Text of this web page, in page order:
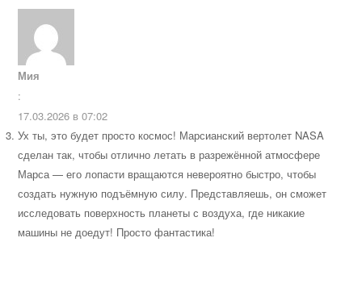
Мия
:
17.03.2026 в 07:02
Ух ты, это будет просто космос! Марсианский вертолет NASA
сделан так, чтобы отлично летать в разрежённой атмосфере
Марса — его лопасти вращаются невероятно быстро, чтобы
создать нужную подъёмную силу. Представляешь, он сможет
исследовать поверхность планеты с воздуха, где никакие
машины не доедут! Просто фантастика!